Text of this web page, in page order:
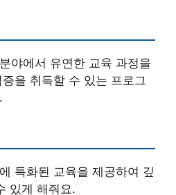
야에서 유연한 교육 과정을
을 취득할 수 있는 프로그
특화된 교육을 제공하여 깊
있게 해줘요.